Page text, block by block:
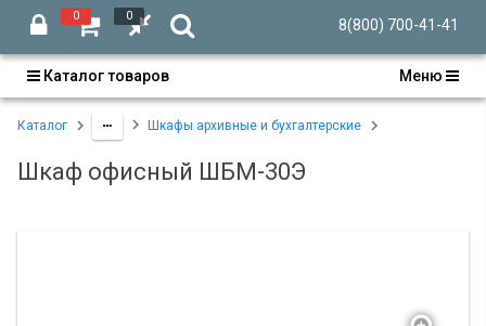
0 0
8(800) 700-41-41
Каталог товаров Меню
Каталог Шкафы архивные и бухгалтерские
Шкаф офисный ШБМ-30Э